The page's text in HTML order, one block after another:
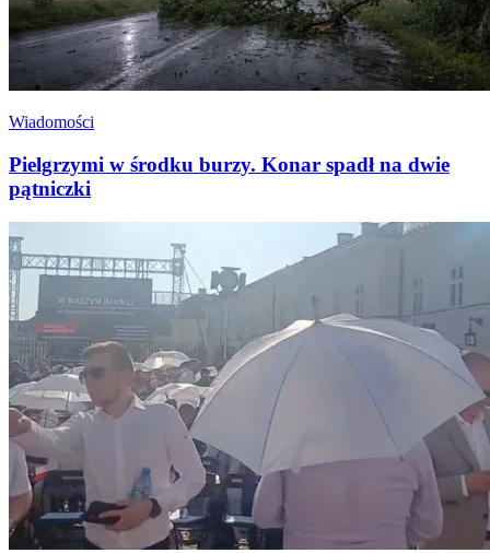
Wiadomości
Pielgrzymi w środku burzy. Konar spadł na dwie
pątniczki